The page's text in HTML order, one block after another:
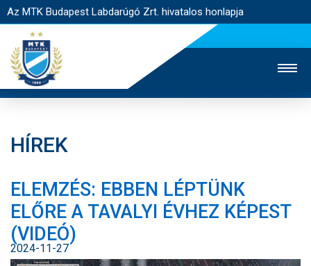
Az MTK Budapest Labdarúgó Zrt. hivatalos honlapja
JEGYÉRTÉKESÍTÉS
WEBSHOP
STADION
EGYESÜLET
KAPCSOLAT
NYITÓLAP
HÍREK
ELEMZÉS: EBBEN LÉPTÜNK
ELŐRE A TAVALYI ÉVHEZ KÉPEST
(VIDEÓ)
2024-11-27